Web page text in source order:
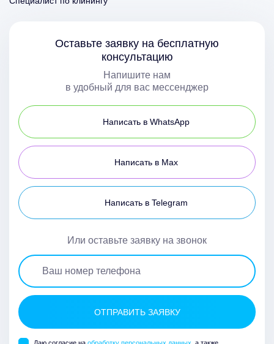
Оставьте заявку на бесплатную
консультацию
Напишите нам
в удобный для вас мессенджер
Написать в WhatsApp
Написать в Max
Написать в Telegram
Или оставьте заявку на звонок